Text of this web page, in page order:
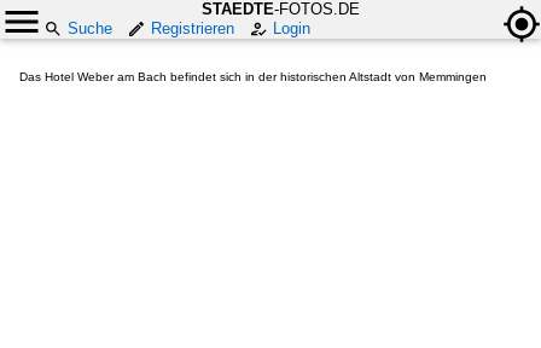
STAEDTE-FOTOS.DE
Suche
Registrieren Login
Das Hotel Weber am Bach befindet sich in der historischen Altstadt von Memmingen